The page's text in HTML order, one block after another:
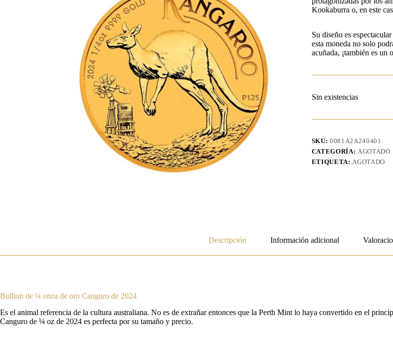
Kookaburra o, en este
Su diseño es
esta moneda no solo
acuñada, ¡también es un
Sin existencias
SKU:0081A2A240401
CATEGORÍA: AGOTADO
ETIQUETA:AGOTADO
Descripción Información adicional
Bullion de ¼ onza de oro Canguro de 2024
Es el animal referencia de la cultura australiana. No es de extrañar entonces que la Perth Mint lo haya convertido en el
Canguro de ¼ oz de 2024 es perfecta por su tamaño y precio.